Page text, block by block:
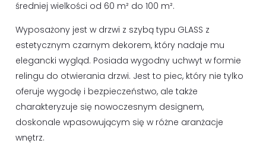
średniej wielkości od 60 m² do 100 m².
Wyposażony jest w drzwi z szybą typu GLASS z
estetycznym czarnym dekorem, który nadaje mu
elegancki wygląd. Posiada wygodny uchwyt w formie
relingu do otwierania drzwi. Jest to piec, który nie tylko
oferuje wygodę i bezpieczeństwo, ale także
charakteryzuje się nowoczesnym designem,
doskonale wpasowującym się w różne aranżacje
wnętrz.